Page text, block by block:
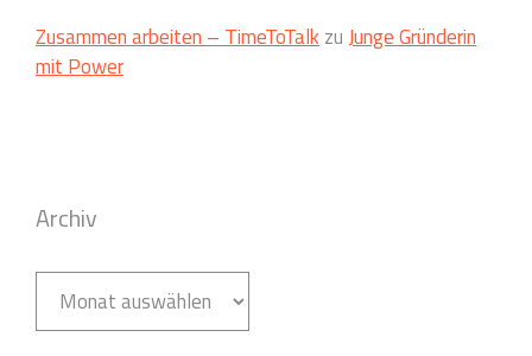
Zusammen arbeiten – TimeToTalkzuJunge Gründerin
mit Power
Archiv